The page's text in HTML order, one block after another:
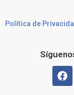
Política de